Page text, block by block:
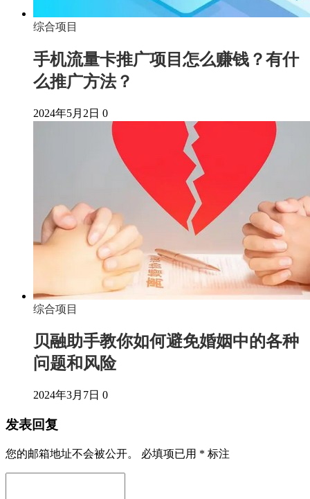
综合项目
手机流量卡推广项目怎么赚钱？有什
么推广方法？
2024年5月2日 0
综合项目
贝融助手教你如何避免婚姻中的各种
问题和风险
2024年3月7日 0
发表回复
您的邮箱地址不会被公开。 必填项已用 * 标注